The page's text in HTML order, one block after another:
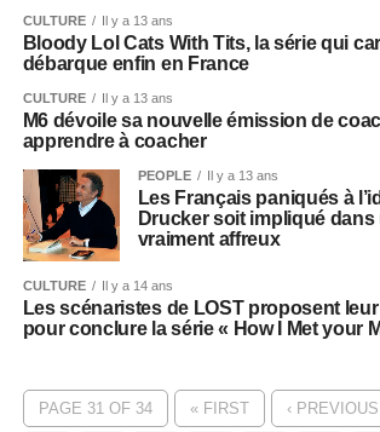
CULTURE Il y a 13 ans
Bloody Lol Cats With Tits, la série qui
débarque enfin en France
CULTURE Il y a 13 ans
M6 dévoile sa nouvelle émission de
apprendre à coacher
PEOPLE Il y a 13 ans
Les Français paniqués à
Drucker soit impliqué dans
vraiment affreux
CULTURE Il y a 14 ans
Les scénaristes de LOST proposent
pour conclure la série « How I Met your
PAGE 31 OF 34 « FIRST ‹ PREVIOUS